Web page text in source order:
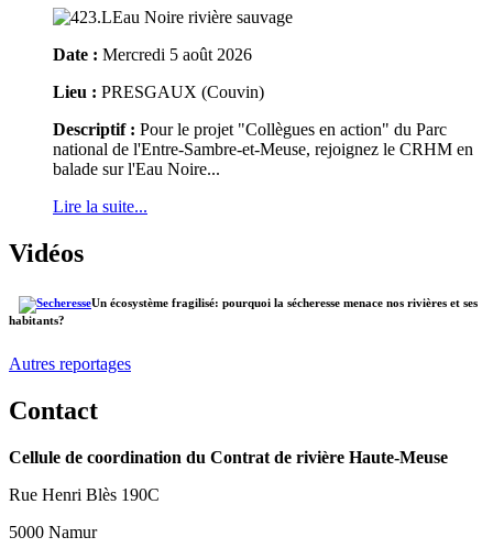
Date : Mercredi 5 août 2026
Lieu : PRESGAUX (Couvin)
Descriptif : Pour le projet "Collègues en action" du Parc
national de l'Entre-Sambre-et-Meuse, rejoignez le CRHM en
balade sur l'Eau Noire...
Lire la suite...
Vidéos
Un écosystème fragilisé: pourquoi la sécheresse menace nos rivières et ses
habitants?
Autres reportages
Contact
Cellule de coordination du Contrat de rivière Haute-Meuse
Rue Henri Blès 190C
5000 Namur